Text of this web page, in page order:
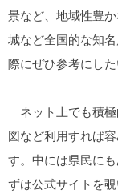
景など、地域性豊
城など全国的な知
際にぜひ参考にした
ネット上でも積
図など利用すれば
す。中には県民に
ずは公式サイトを覗